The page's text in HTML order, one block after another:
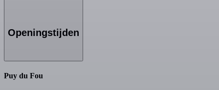
Openingstijden
Puy du Fou